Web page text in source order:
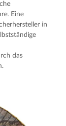
Eine
in
das